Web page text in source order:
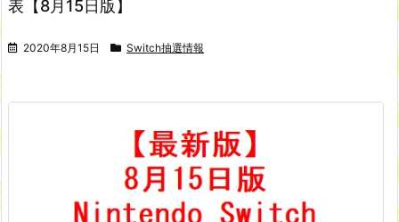
表【8月15日版】
2020年8月15日 Switch抽選情報